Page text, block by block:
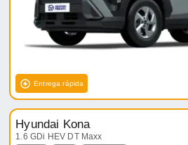
Entrega rápida
Hyundai Kona
1.6 GDi HEV DT Maxx